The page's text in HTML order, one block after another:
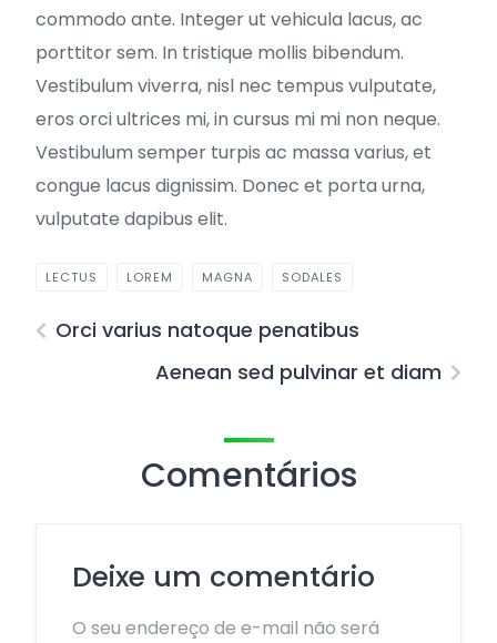
commodo ante. Integer ut vehicula lacus, ac
porttitor sem. In tristique mollis bibendum.
Vestibulum viverra, nisl nec tempus vulputate,
eros orci ultrices mi, in cursus mi mi non neque.
Vestibulum semper turpis ac massa varius, et
congue lacus dignissim. Donec et porta urna,
vulputate dapibus elit.
LECTUS LOREM MAGNA SODALES
Orci varius natoque penatibus
Aenean sed pulvinar et diam
Comentários
Deixe um comentário
O seu endereço de e-mail não será